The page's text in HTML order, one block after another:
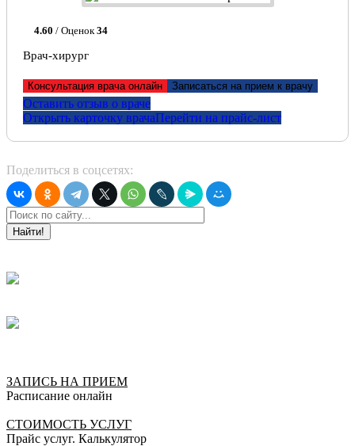
4.60 / Оценок 34
Врач-хирург
Консультация врача онлайн Записаться на прием к врачу
Оставить отзыв о враче
Открыть карточку врачаПерейти на прайс-лист
Поделиться в соцсетях:
Найти!
ЗАПИСЬ НА ПРИЕМ
Расписание онлайн
СТОИМОСТЬ УСЛУГ
Прайс услуг. Калькулятор